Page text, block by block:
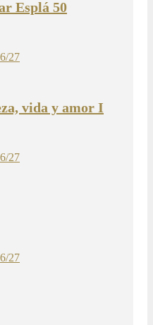
Esplá 50
27
vida y amor I
27
27